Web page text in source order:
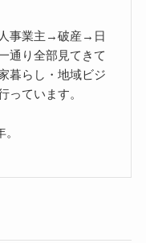
事業主→破産→日
通り全部見てきて
暮らし・地域ビジ
っています。